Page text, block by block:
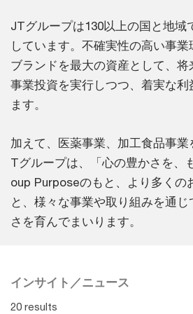
JTグループは130以上の国と地域
しています。不確実性の高い事業
ブランドを最大の資産として、
事業投資を実行しつつ、着実な
ます。
加えて、医薬事業、加工食品事
Tグループは、「心の豊かさを、
oup Purposeのもと、より多くの
と、様々な事業や取り組みを通
さを育んでまいります。
インサイト／ニュース
20 results